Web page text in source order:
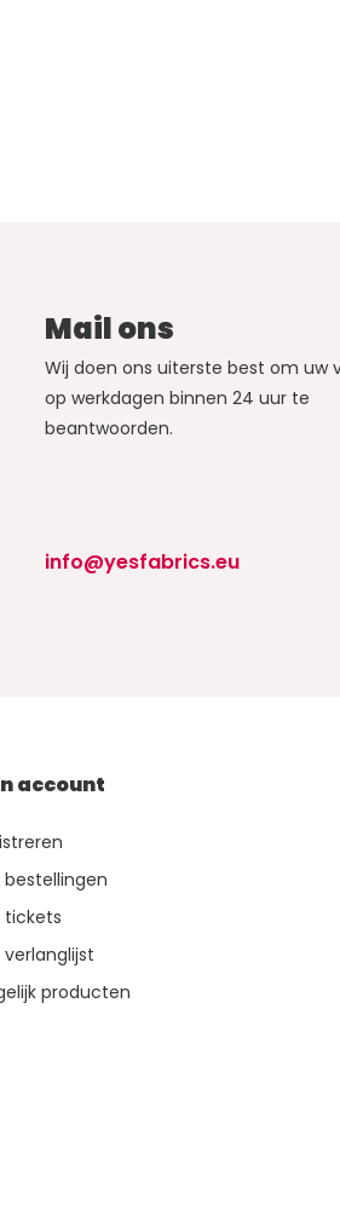
Mail ons
Wij doen ons uiterste best om uw
op werkdagen binnen 24 uur te
beantwoorden.
info@yesfabrics.eu
account
bestellingen
tickets
verlanglijst
producten